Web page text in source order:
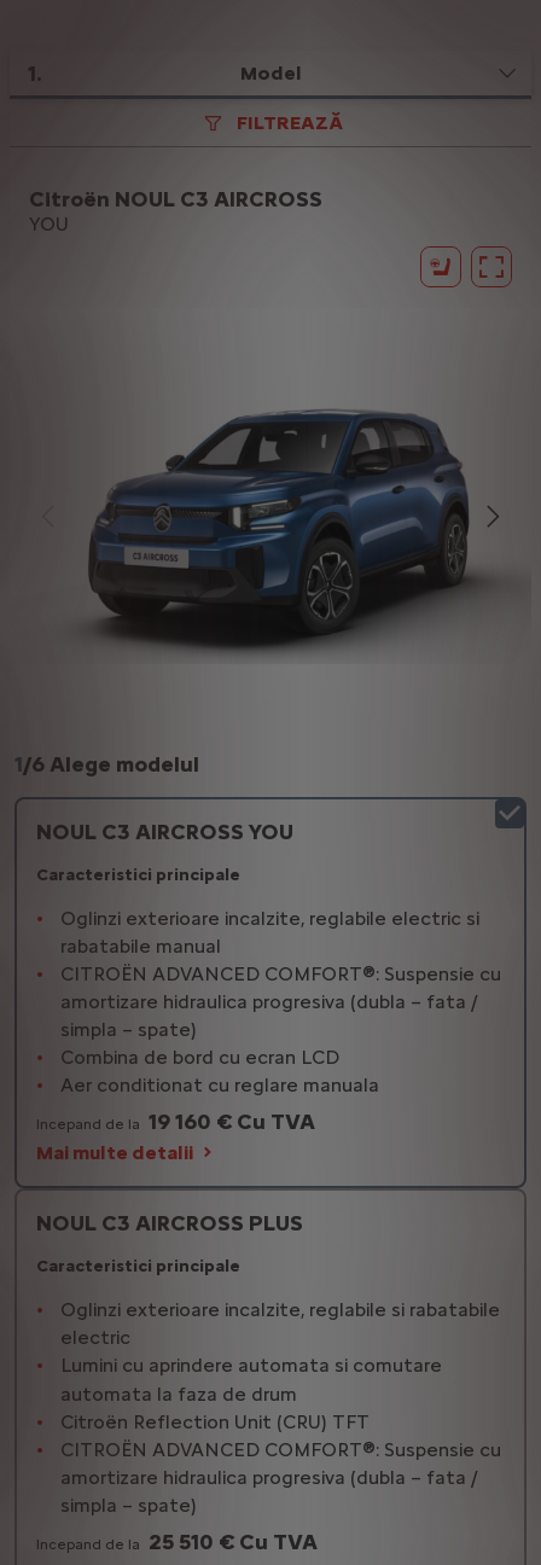
1. Model
FILTREAZĂ
Citroën NOUL C3 AIRCROSS
YOU
1/6 Alege modelul
NOUL C3 AIRCROSS YOU
Caracteristici principale
Oglinzi exterioare incalzite, reglabile electric si
rabatabile manual
CITROËN ADVANCED COMFORT®: Suspensie cu
amortizare hidraulica progresiva (dubla – fata /
simpla – spate)
Combina de bord cu ecran LCD
Aer conditionat cu reglare manuala
Incepand de la 19 160 € Cu TVA
Mai multe detalii
NOUL C3 AIRCROSS PLUS
Caracteristici principale
Oglinzi exterioare incalzite, reglabile si rabatabile
electric
Lumini cu aprindere automata si comutare
automata la faza de drum
Citroën Reflection Unit (CRU) TFT
CITROËN ADVANCED COMFORT®: Suspensie cu
amortizare hidraulica progresiva (dubla – fata /
simpla – spate)
Incepand de la 25 510 € Cu TVA